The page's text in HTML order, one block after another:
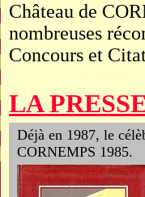
Château de
nombreuses
Concours et
LA
Déjà en 1987, le
CORNEMPS 1985.